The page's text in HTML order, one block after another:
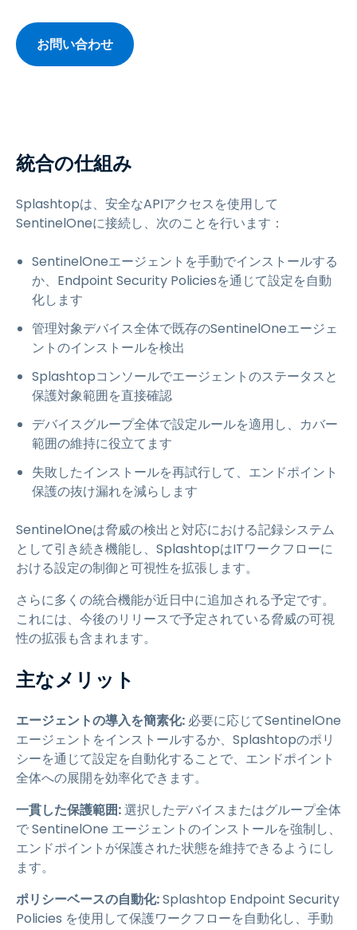
お問い合わせ
統合の仕組み
Splashtopは、安全なAPIアクセスを使用して
SentinelOneに接続し、次のことを行います：
SentinelOneエージェントを手動でインストールする
か、Endpoint Security Policiesを通じて設定を自動
化します
管理対象デバイス全体で既存のSentinelOneエージェ
ントのインストールを検出
Splashtopコンソールでエージェントのステータスと
保護対象範囲を直接確認
デバイスグループ全体で設定ルールを適用し、カバー
範囲の維持に役立てます
失敗したインストールを再試行して、エンドポイント
保護の抜け漏れを減らします
SentinelOneは脅威の検出と対応における記録システム
として引き続き機能し、SplashtopはITワークフローに
おける設定の制御と可視性を拡張します。
さらに多くの統合機能が近日中に追加される予定です。
これには、今後のリリースで予定されている脅威の可視
性の拡張も含まれます。
主なメリット
エージェントの導入を簡素化:必要に応じてSentinelOne
エージェントをインストールするか、Splashtopのポリ
シーを通じて設定を自動化することで、エンドポイント
全体への展開を効率化できます。
一貫した保護範囲:選択したデバイスまたはグループ全体
で SentinelOne エージェントのインストールを強制し、
エンドポイントが保護された状態を維持できるようにし
ます。
ポリシーベースの自動化:Splashtop Endpoint Security
Policies を使用して保護ワークフローを自動化し、手動